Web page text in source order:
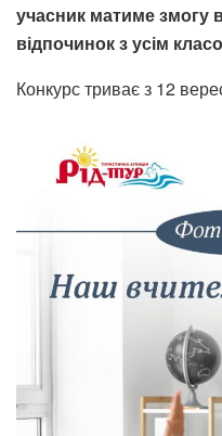
учасник матиме змогу
відпочинок з усім
Конкурс триває з 12